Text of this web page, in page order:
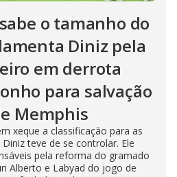
o tamanho do
Diniz pela
em derrota
para salvação
Memphis
xeque a classificação para as
teve de se controlar. Ele
pela reforma do gramado
Alberto e Labyad do jogo de